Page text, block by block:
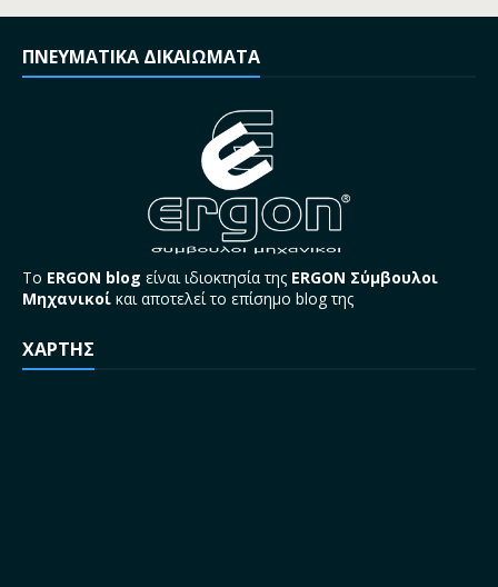
ΠΝΕΥΜΑΤΙΚΑ ΔΙΚΑΙΩΜΑΤΑ
Το ERGON blog είναι ιδιοκτησία της ERGON Σύμβουλοι
Μηχανικοί και αποτελεί το επίσημο blog της
ΧΑΡΤΗΣ